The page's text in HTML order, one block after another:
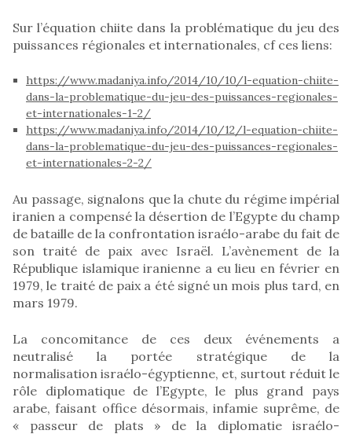
Sur l’équation chiite dans la problématique du jeu des
puissances régionales et internationales, cf ces liens:
https://www.madaniya.info/2014/10/10/l-equation-chiite-
dans-la-problematique-du-jeu-des-puissances-regionales-
et-internationales-1-2/
https://www.madaniya.info/2014/10/12/l-equation-chiite-
dans-la-problematique-du-jeu-des-puissances-regionales-
et-internationales-2-2/
Au passage, signalons que la chute du régime impérial
iranien a compensé la désertion de l’Egypte du champ
de bataille de la confrontation israélo-arabe du fait de
son traité de paix avec Israël. L’avènement de la
République islamique iranienne a eu lieu en février en
1979, le traité de paix a été signé un mois plus tard, en
mars 1979.
La concomitance de ces deux événements a
neutralisé la portée stratégique de la
normalisation israélo-égyptienne, et, surtout réduit le
rôle diplomatique de l’Egypte, le plus grand pays
arabe, faisant office désormais, infamie suprême, de
« passeur de plats » de la diplomatie israélo-